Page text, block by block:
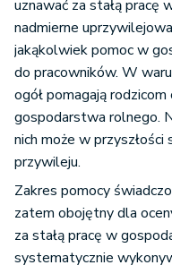
uznawać za stałą pracę
nadmierne
jakąkolwiek pomoc w
do pracowników. W
ogół pomagają
gospodarstwa rolnego.
nich może w
przywileju.
Zakres pomocy
zatem obojętny dla
za stałą pracę w
systematycznie